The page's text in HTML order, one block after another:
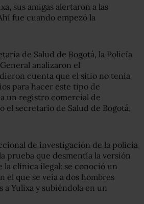
sus amigas alertaron a las
fue cuando empezó la
de Salud de Bogotá, la Policía
analizaron el
cuenta que el sitio no tenía
para hacer este tipo de
un registro comercial de
el secretario de Salud de Bogotá,
de investigación de la policía
prueba que desmentía la versión
la clínica ilegal: se conoció un
el que se veía a dos hombres
a Yulixa y subiéndola en un